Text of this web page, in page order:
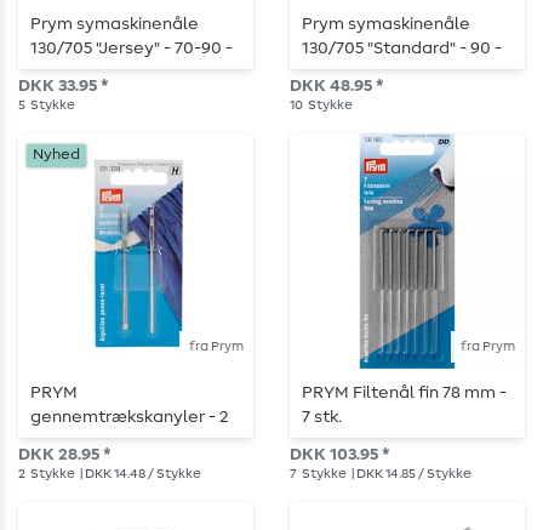
Prym symaskinenåle
130/705 "Jersey" - 70-90 -
5 stk.
DKK 33.95 *
5 Stykke
Prym symaskinenåle
130/705 "Standard" - 90 -
10 stk.
DKK 48.95 *
10 Stykke
fra Prym
Nyhed
PRYM
gennemtrækskanyler - 2
stk.
DKK 28.95 *
2 Stykke | DKK 14.48 / Stykke
fra Prym
PRYM Filtenål fin 78 mm -
7 stk.
DKK 103.95 *
7 Stykke | DKK 14.85 / Stykke